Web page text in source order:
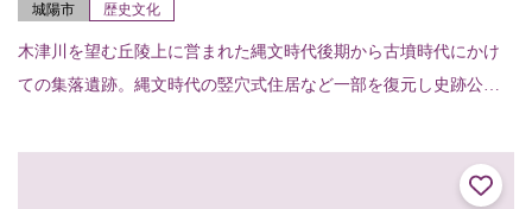
城陽市 歴史文化
木津川を望む丘陵上に営まれた縄文時代後期から古墳時代にかけ
ての集落遺跡。縄文時代の竪穴式住居など一部を復元し史跡公園